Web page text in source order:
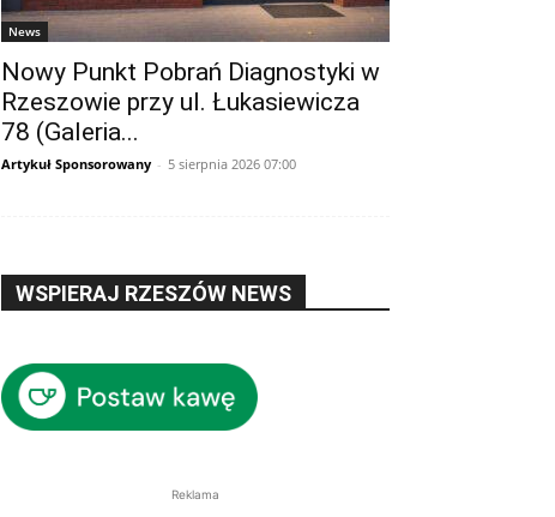
News
Nowy Punkt Pobrań Diagnostyki w
Rzeszowie przy ul. Łukasiewicza
78 (Galeria...
Artykuł Sponsorowany - 5 sierpnia 2026 07:00
WSPIERAJ RZESZÓW NEWS
Reklama